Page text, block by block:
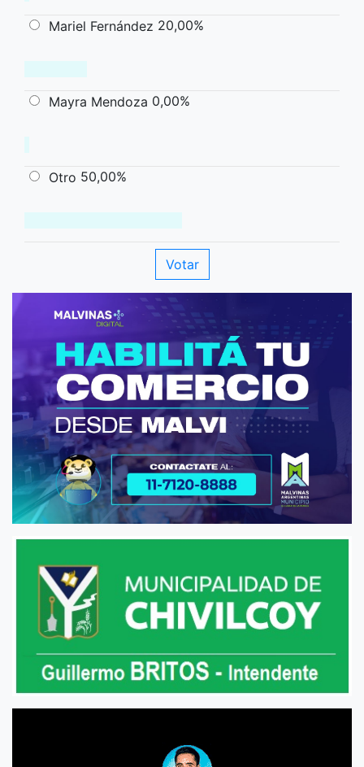
Mariel Fernández 20,00%
Mayra Mendoza 0,00%
Otro 50,00%